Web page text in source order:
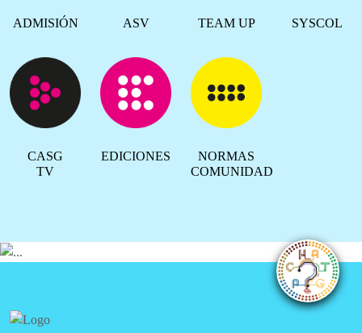
ADMISIÓN ASV TEAM UP SYSCOL
CASG
TV
EDICIONES
NORMAS
COMUNIDAD